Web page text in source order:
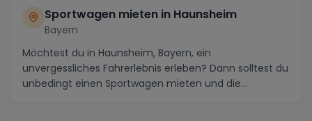
Sportwagen mieten in Haunsheim
Bayern
Möchtest du in Haunsheim, Bayern, ein
unvergessliches Fahrerlebnis erleben? Dann solltest du
unbedingt einen Sportwagen mieten und die